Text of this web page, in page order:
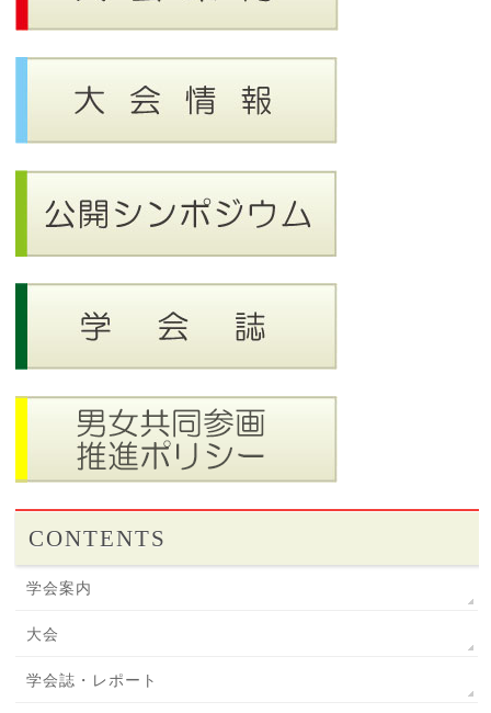
CONTENTS
学会案内
大会
学会誌・レポート